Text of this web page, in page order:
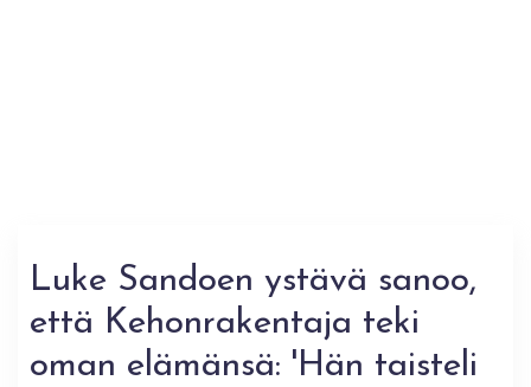
Luke Sandoen ystävä sanoo,
että Kehonrakentaja teki
oman elämänsä: 'Hän taisteli